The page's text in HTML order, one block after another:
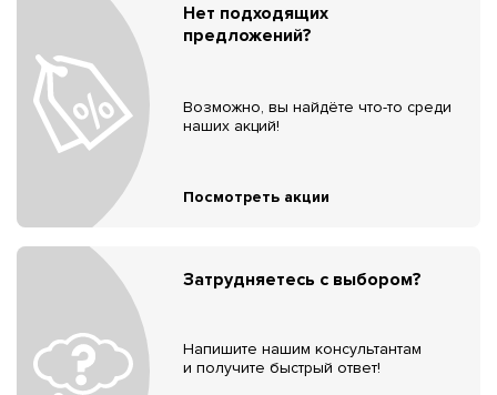
Нет подходящих
предложений?
Возможно, вы найдёте что-то среди
наших акций!
Посмотреть акции
Затрудняетесь с выбором?
Напишите нашим консультантам
и получите быстрый ответ!